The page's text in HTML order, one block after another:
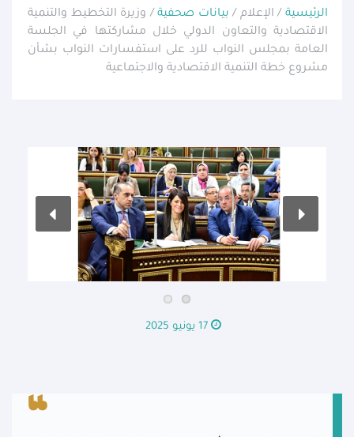
الرئيسية/ الإعلام / بيانات صحفية/ وزيرة التخطيط والتنمية
الاقتصادية والتعاون الدولي خلال مشاركتها في الجلسة
العامة بمجلس النواب للرد على استفسارات النواب بشأن
مشروع خطة التنمية الاقتصادية والاجتماعية
17 يونيو 2025